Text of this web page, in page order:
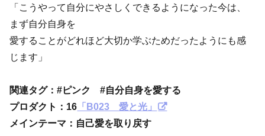
「こうやって自分にやさしくできるようになった今は、
まず自分自身を
愛することがどれほど大切か学ぶためだったようにも感
じます」
関連タグ：#ピンク #自分自身を愛する
プロダクト： 16 「B023 愛と光」
メインテーマ：自己愛を取り戻す